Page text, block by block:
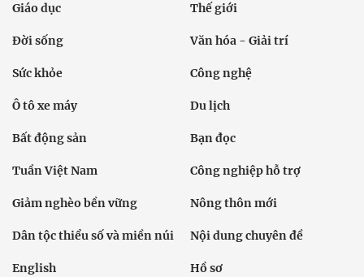
Giáo dục Thế giới
Đời sống Văn hóa - Giải trí
Sức khỏe Công nghệ
Ô tô xe máy Du lịch
Bất động sản Bạn đọc
Tuần Việt Nam Công nghiệp hỗ trợ
Giảm nghèo bền vững Nông thôn mới
Dân tộc thiểu số và miền núi Nội dung chuyên đề
English Hồ sơ